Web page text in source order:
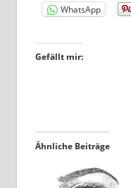
WhatsApp
Gefällt mir:
Ähnliche Beiträge